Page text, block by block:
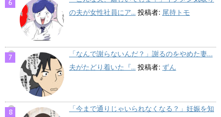
の夫が女性社員にア... 投稿者: 尾持トモ
「なんで謝らないんだ？」謝るのをやめた妻…
夫がたどり着いた『... 投稿者: ずん
「今まで通りじゃいられなくなる？」妊娠を知